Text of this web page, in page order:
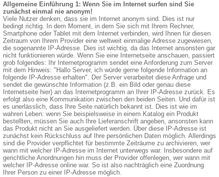
Allgemeine Einführung 1: Wenn Sie im Internet surfen sind Sie
zunächst einmal nie anonym!
Viele Nutzer denken, dass sie im Internet anonym sind. Dies ist nur
bedingt richtig. In dem Moment, in dem Sie sich mit Ihrem Rechner,
Smartphone oder Tablet mit dem Internet verbinden, wird Ihnen für diesen
Zeitraum von Ihrem Provider eine weltweit einmalige Adresse zugewiesen,
die sogenannte IP-Adresse. Dies ist wichtig, da das Internet ansonsten gar
nicht funktionieren würde. Wenn Sie eine Internetseite anschauen, passiert
grob folgendes: Ihr Internetprogramm sendet eine Anforderung zum Server
mit dem Hinweis: "Hallo Server, ich würde gerne folgende Information an
folgende IP-Adresse erhalten". Der Server verarbeitet diese Anfrage und
sendet die gewünschte Information (z.B. ein Bild oder genau diese
Internetseite hier) an das Internetprogramm an Ihrer IP-Adresse zurück. Es
erfolgt also eine Kommunikation zwischen den beiden Seiten. Und dafür ist
es unerlässlich, dass Ihre Seite natürlich bekannt ist. Dies ist wie im
wahren Leben: wenn Sie beispielsweise in einem Katalog ein Produkt
bestellten, müssen Sie auch Ihre Lieferanschrift angeben, ansonsten kann
das Produkt nicht an Sie ausgeliefert werden. Über diese IP-Adresse ist
zunächst kein Rückschluss auf Ihre persönlichen Daten möglich. Allerdings
sind die Provider verpflichtet für bestimmte Zeiträume zu archivieren, wer
wann mit welcher IP-Adresse im Internet unterwegs war. Insbesondere auf
gerichtliche Anordnungen hin muss der Provider offenlegen, wer wann mit
welcher IP-Adresse online war. So ist also nachträglich eine Zuordnung
Ihrer Person zu einer IP-Adresse möglich.